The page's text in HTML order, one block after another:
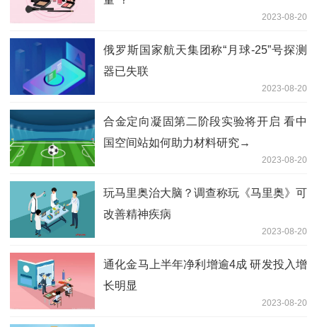
2023-08-20
俄罗斯国家航天集团称“月球-25”号探测
器已失联
2023-08-20
合金定向凝固第二阶段实验将开启 看中
国空间站如何助力材料研究→
2023-08-20
玩马里奥治大脑？调查称玩《马里奥》可
改善精神疾病
2023-08-20
通化金马上半年净利增逾4成 研发投入增
长明显
2023-08-20